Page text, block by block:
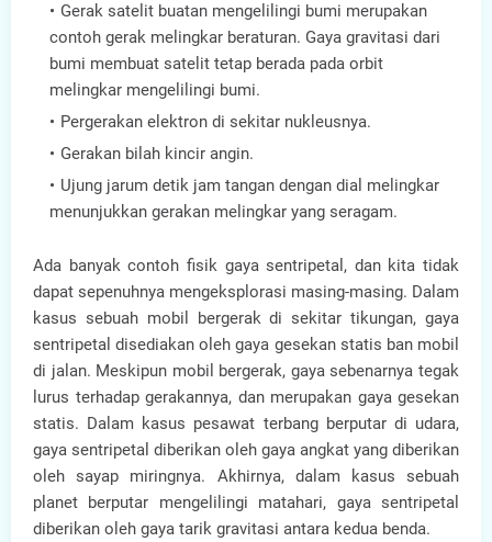
Gerak satelit buatan mengelilingi bumi merupakan
contoh gerak melingkar beraturan. Gaya gravitasi dari
bumi membuat satelit tetap berada pada orbit
melingkar mengelilingi bumi.
Pergerakan elektron di sekitar nukleusnya.
Gerakan bilah kincir angin.
Ujung jarum detik jam tangan dengan dial melingkar
menunjukkan gerakan melingkar yang seragam.
Ada banyak contoh fisik gaya sentripetal, dan kita tidak
dapat sepenuhnya mengeksplorasi masing-masing. Dalam
kasus sebuah mobil bergerak di sekitar tikungan, gaya
sentripetal disediakan oleh gaya gesekan statis ban mobil
di jalan. Meskipun mobil bergerak, gaya sebenarnya tegak
lurus terhadap gerakannya, dan merupakan gaya gesekan
statis. Dalam kasus pesawat terbang berputar di udara,
gaya sentripetal diberikan oleh gaya angkat yang diberikan
oleh sayap miringnya. Akhirnya, dalam kasus sebuah
planet berputar mengelilingi matahari, gaya sentripetal
diberikan oleh gaya tarik gravitasi antara kedua benda.